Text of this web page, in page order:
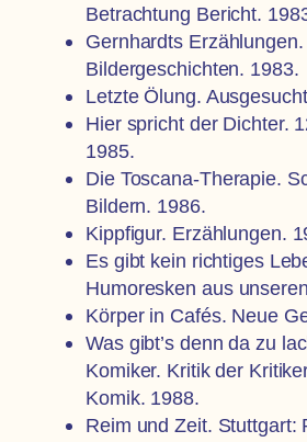
Betrachtung Bericht.
Gernhardts
Bildergeschichten. 1983.
Letzte Ölung.
Hier spricht der Dichter.
1985.
Die Toscana-Therapie.
Bildern. 1986.
Kippfigur. Erzählungen.
Es gibt kein richtiges
Humoresken aus
Körper in Cafés. Neue
Was gibt’s denn da zu
Komiker. Kritik der
Komik. 1988.
Reim und Zeit. Stuttgart: